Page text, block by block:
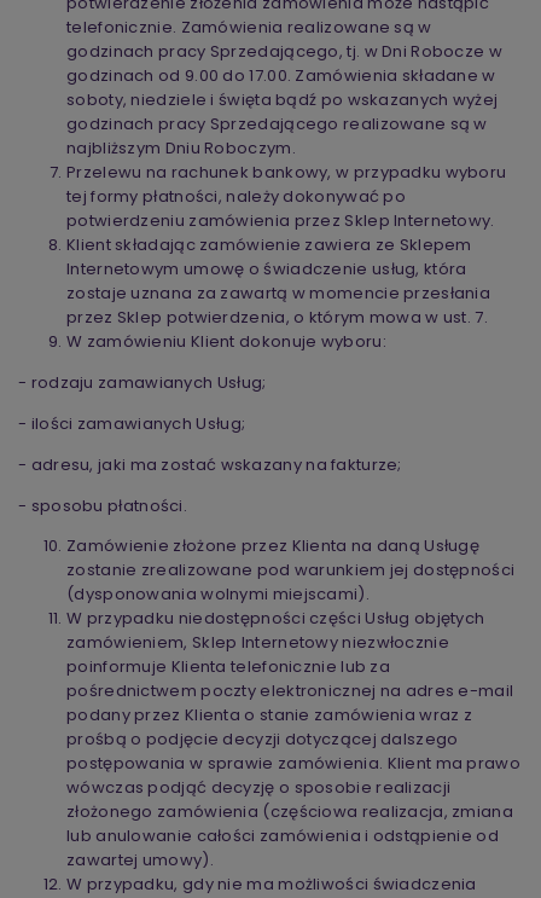
telefonicznie. Zamówienia realizowane są w
godzinach pracy Sprzedającego, tj. w Dni Robocze w
godzinach od 9.00 do 17.00. Zamówienia składane w
soboty, niedziele i święta bądź po wskazanych wyżej
godzinach pracy Sprzedającego realizowane są w
najbliższym Dniu Roboczym.
Przelewu na rachunek bankowy, w przypadku wyboru
tej formy płatności, należy dokonywać po
potwierdzeniu zamówienia przez Sklep Internetowy.
Klient składając zamówienie zawiera ze Sklepem
Internetowym umowę o świadczenie usług, która
zostaje uznana za zawartą w momencie przesłania
przez Sklep potwierdzenia, o którym mowa w ust. 7.
W zamówieniu Klient dokonuje wyboru:
- rodzaju zamawianych Usług;
- ilości zamawianych Usług;
- adresu, jaki ma zostać wskazany na fakturze;
- sposobu płatności.
Zamówienie złożone przez Klienta na daną Usługę
zostanie zrealizowane pod warunkiem jej dostępności
(dysponowania wolnymi miejscami).
W przypadku niedostępności części Usług objętych
zamówieniem, Sklep Internetowy niezwłocznie
poinformuje Klienta telefonicznie lub za
pośrednictwem poczty elektronicznej na adres e-mail
podany przez Klienta o stanie zamówienia wraz z
prośbą o podjęcie decyzji dotyczącej dalszego
postępowania w sprawie zamówienia. Klient ma prawo
wówczas podjąć decyzję o sposobie realizacji
złożonego zamówienia (częściowa realizacja, zmiana
lub anulowanie całości zamówienia i odstąpienie od
zawartej umowy).
W przypadku, gdy nie ma możliwości świadczenia